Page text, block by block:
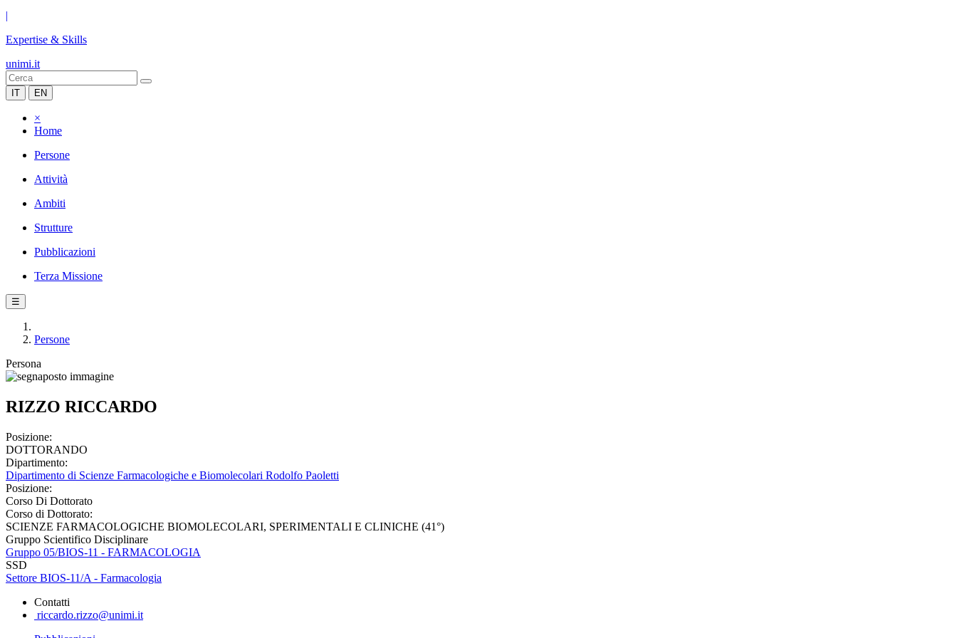
|
Expertise & Skills
unimi.it
IT EN
×
Home
Persone
Attività
Ambiti
Strutture
Pubblicazioni
Terza Missione
☰
Persone
Persona
RIZZO RICCARDO
Posizione:
DOTTORANDO
Dipartimento:
Dipartimento di Scienze Farmacologiche e Biomolecolari Rodolfo Paoletti
Posizione:
Corso Di Dottorato
Corso di Dottorato:
SCIENZE FARMACOLOGICHE BIOMOLECOLARI, SPERIMENTALI E CLINICHE (41°)
Gruppo Scientifico Disciplinare
Gruppo 05/BIOS-11 - FARMACOLOGIA
SSD
Settore BIOS-11/A - Farmacologia
Contatti
riccardo.rizzo@unimi.it